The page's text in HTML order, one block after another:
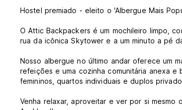
Hostel premiado - eleito o 'Albergue Mais
O Attic Backpackers é um mochileiro limpo,
rua da icônica Skytower e a um minuto a pé
Nosso albergue no último andar oferece um
refeições e uma cozinha comunitária anexa
femininos, quartos individuais e duplos
Venha relaxar, aproveitar e ver por si